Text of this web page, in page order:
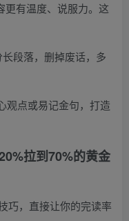
更有温度、说服力。这
长段落，删掉废话，多
观点或易记金句，打造
拉到70%的黄金
巧，直接让你的完读率